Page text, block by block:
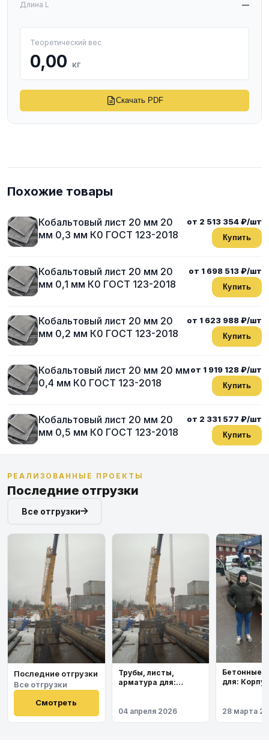
Длина L —
Теоретический вес
0,00 кг
Скачать PDF
Похожие товары
Кобальтовый лист 20 мм 20
мм 0,3 мм К0 ГОСТ 123-2018
от 2 513 354 ₽/шт
Купить
Кобальтовый лист 20 мм 20
мм 0,1 мм К0 ГОСТ 123-2018
от 1 698 513 ₽/шт
Купить
Кобальтовый лист 20 мм 20
мм 0,2 мм К0 ГОСТ 123-2018
от 1 623 988 ₽/шт
Купить
Кобальтовый лист 20 мм 20 мм
0,4 мм К0 ГОСТ 123-2018
от 1 919 128 ₽/шт
Купить
Кобальтовый лист 20 мм 20
мм 0,5 мм К0 ГОСТ 123-2018
от 2 331 577 ₽/шт
Купить
РЕАЛИЗОВАННЫЕ ПРОЕКТЫ
Последние отгрузки
Все отгрузки
Последние отгрузки
Все отгрузки
Смотреть
Трубы, листы,
арматура для:
04 апреля 2026
Бетонные
для:
28 марта